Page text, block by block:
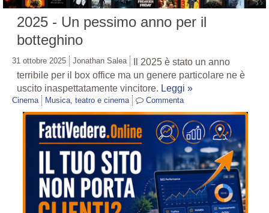
2025 - Un pessimo anno per il
botteghino
31 ottobre 2025 Jonathan Salea
Il 2025 è stato un anno
terribile per il box office ma un genere particolare ne è
uscito inaspettatamente vincitore. Leggi »
Cinema Musica, teatro e cinema Commenta